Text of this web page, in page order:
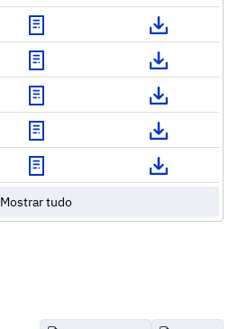
Mostrar tudo